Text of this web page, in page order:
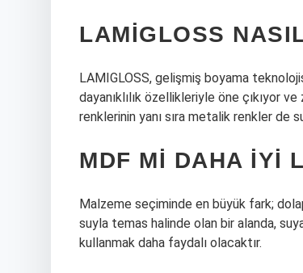
LAMIGLOSS
LAMIGLOSS, gelişmiş boyama
dayanıklılık özellikleriyle öne çıkıyor
renklerinin yanı sıra metalik renkler de
MDF MI DAHA IYI
Malzeme seçiminde en büyük fark;
suyla temas halinde olan bir alanda,
kullanmak daha faydalı olacaktır.